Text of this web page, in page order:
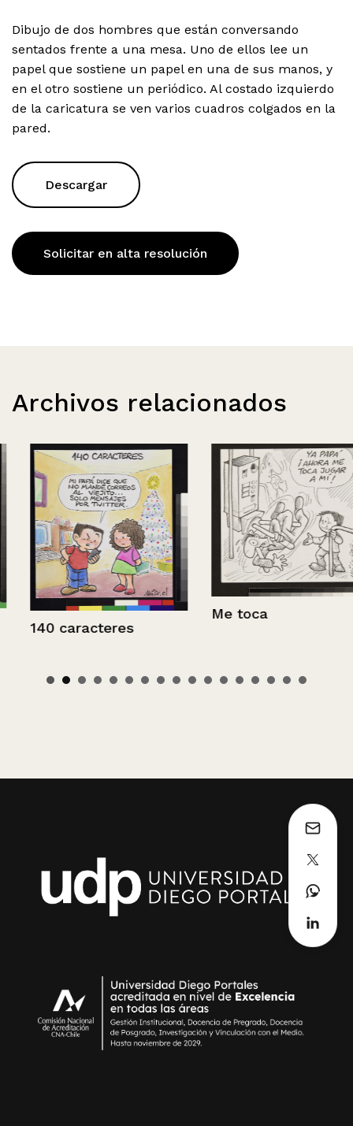
Dibujo de dos hombres que están conversando
sentados frente a una mesa. Uno de ellos lee un
papel que sostiene un papel en una de sus manos, y
en el otro sostiene un periódico. Al costado izquierdo
de la caricatura se ven varios cuadros colgados en la
pared.
Descargar
Solicitar en alta resolución
Archivos relacionados
140 caracteres
Me toca